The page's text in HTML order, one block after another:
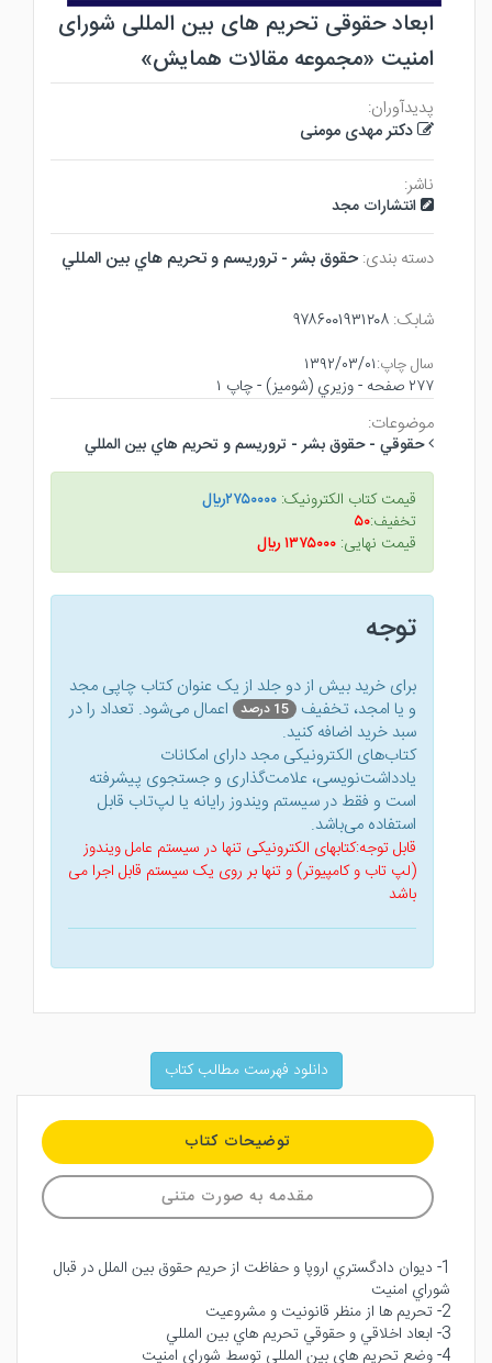
ابعاد حقوقی تحریم های بین المللی شورای
امنیت «مجموعه مقالات همایش»
پدیدآوران:
دکتر مهدی مومنی
ناشر:
انتشارات مجد
دسته بندی: حقوق بشر - تروريسم و تحريم هاي بين المللي
شابک: ۹۷۸۶۰۰۱۹۳۱۲۰۸
سال چاپ:۱۳۹۲/۰۳/۰۱
۲۷۷ صفحه - وزيري (شوميز) - چاپ ۱
موضوعات:
حقوقي - حقوق بشر - تروريسم و تحريم هاي بين المللي
قیمت کتاب الکترونیک: ۲۷۵۰۰۰۰ريال
تخفیف:۵۰
قیمت نهایی: ۱۳۷۵۰۰۰ ريال
توجه
برای خرید بیش از دو جلد از یک عنوان کتاب‌ چاپی مجد
و یا امجد، تخفیف 15 درصد
اعمال می‌شود. تعداد را در
سبد خرید اضافه کنید.
کتاب‌های الکترونیکی مجد دارای امکانات
یادداشت‌نویسی، علامت‌گذاری و جستجوی پیشرفته
است و فقط در سیستم ویندوز رایانه یا لپ‌تاب قابل
استفاده می‌باشد.
قابل توجه:کتابهای الکترونیکی تنها در سیستم عامل ویندوز
(لپ تاب و کامپیوتر) و تنها بر روی یک سیستم قابل اجرا می
باشد
دانلود فهرست مطالب کتاب
توضیحات کتاب
مقدمه به صورت متنی
1- ديوان دادگستري اروپا و حفاظت از حريم حقوق بين الملل در قبال
شوراي امنيت
2- تحريم ها از منظر قانونيت و مشروعيت
3- ابعاد اخلاقي و حقوقي تحريم هاي بين المللي
4- وضع تحريم هاي بين المللي توسط شوراي امنيت